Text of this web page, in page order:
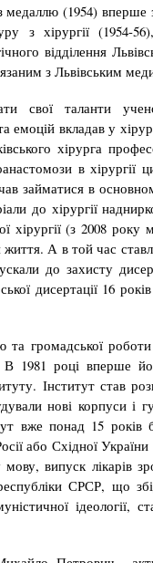
медаллю (1954)
з хірургії (1954-
відділення
з Львівським
свої таланти
емоцій вкладав у
хірурга
в хірургії
займатися в
до хі­рур­гії
хірургії (з 2008
А в той час
до захисту
дисертації 16
та громадської
1981 році вперше
Інститут став
нові корпуси
вже понад 15
або Східної
мову, випуск лікарів
СРСР, що
ідеології,